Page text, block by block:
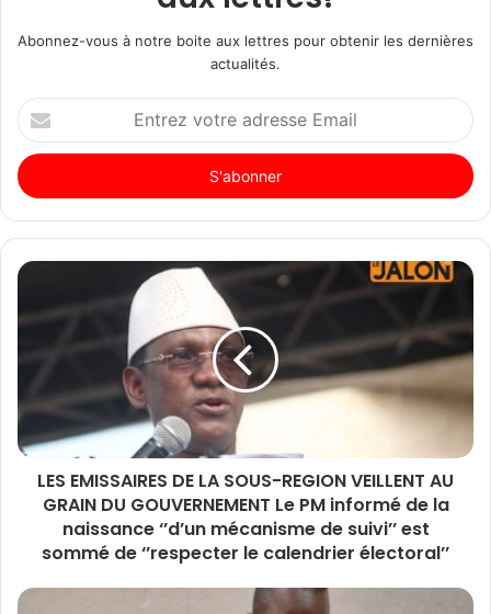
Abonnez-vous à notre boite aux lettres pour obtenir les dernières
actualités.
Entrez
votre
adresse
Email
LES EMISSAIRES DE LA SOUS-REGION VEILLENT AU
GRAIN DU GOUVERNEMENT Le PM informé de la
naissance ‘’d’un mécanisme de suivi’’ est
sommé de ‘’respecter le calendrier électoral’’